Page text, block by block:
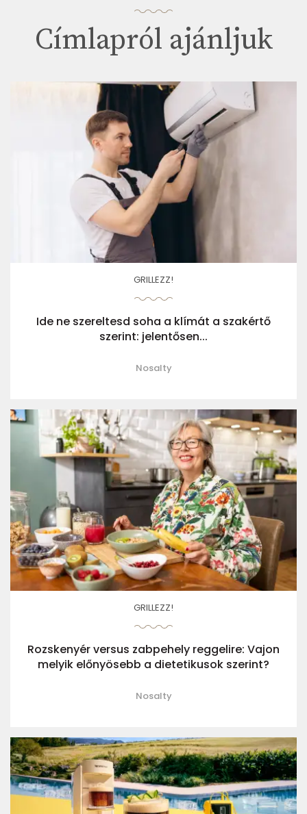
Címlapról ajánljuk
GRILLEZZ!
Ide ne szereltesd soha a klímát a szakértő
szerint: jelentősen...
Nosalty
GRILLEZZ!
Rozskenyér versus zabpehely reggelire: Vajon
melyik előnyösebb a dietetikusok szerint?
Nosalty